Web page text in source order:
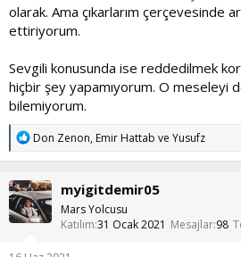
olarak. Ama çıkarlarım çerçevesinde
ettiriyorum.
Sevgili konusunda ise reddedilmek
hiçbir şey yapamıyorum. O meseleyi
bilemiyorum.
T
p
k
i
l
e
Don Zenon,Emir Hattab ve Yusufz
myigitdemir05
Mars Yolcusu
Katılım 31 Ocak 2021 Mesajlar 98